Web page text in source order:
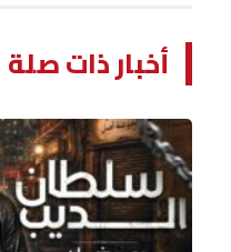
أخبار ذات صلة